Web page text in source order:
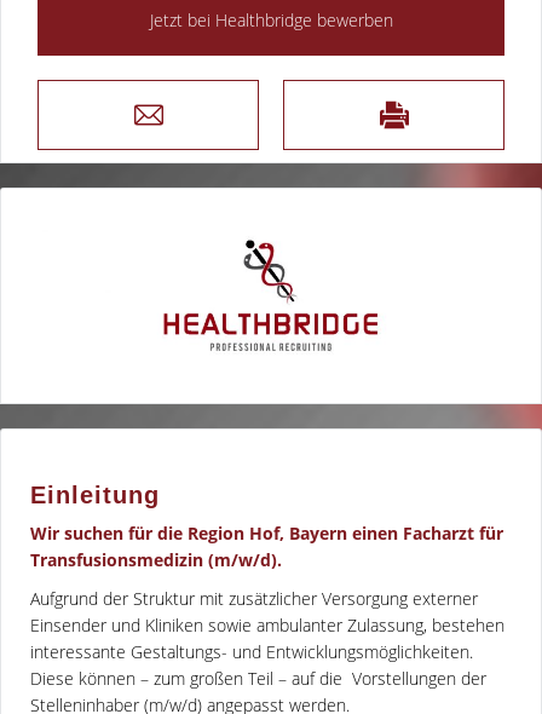
Einleitung
Wir suchen für die Region Hof, Bayern einen Facharzt für
Transfusionsmedizin (m/w/d).
Aufgrund der Struktur mit zusätzlicher Versorgung externer
Einsender und Kliniken sowie ambulanter Zulassung, bestehen
interessante Gestaltungs- und Entwicklungsmöglichkeiten.
Diese können – zum großen Teil – auf die Vorstellungen der
Stelleninhaber (m/w/d) angepasst werden.